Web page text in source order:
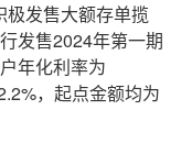
发售大额存单揽
发售2024年第一期
年化利率为
，起点金额均为